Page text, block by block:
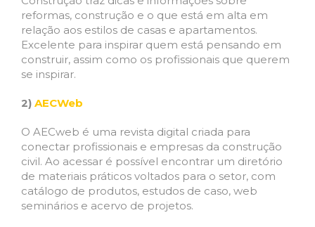
reformas, construção e o que está em alta em
relação aos estilos de casas e apartamentos.
Excelente para inspirar quem está pensando em
construir, assim como os profissionais que querem
se inspirar.
2) AECWeb
O AECweb é uma revista digital criada para
conectar profissionais e empresas da construção
civil. Ao acessar é possível encontrar um diretório
de materiais práticos voltados para o setor, com
catálogo de produtos, estudos de caso, web
seminários e acervo de projetos.